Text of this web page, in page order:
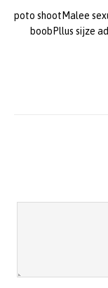
poto shootMalee
boobPllus sijze